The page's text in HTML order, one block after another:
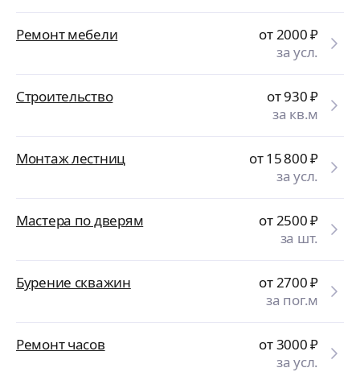
Ремонт мебели от 2000₽
за усл.
Строительство от 930₽
за кв.м
Монтаж лестниц от 15 800₽
за усл.
Мастера по дверям от 2500₽
за шт.
Бурение скважин от 2700₽
за пог.м
Ремонт часов от 3000₽
за усл.